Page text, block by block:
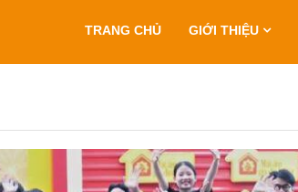
TRANG CHỦ GIỚI THIỆU